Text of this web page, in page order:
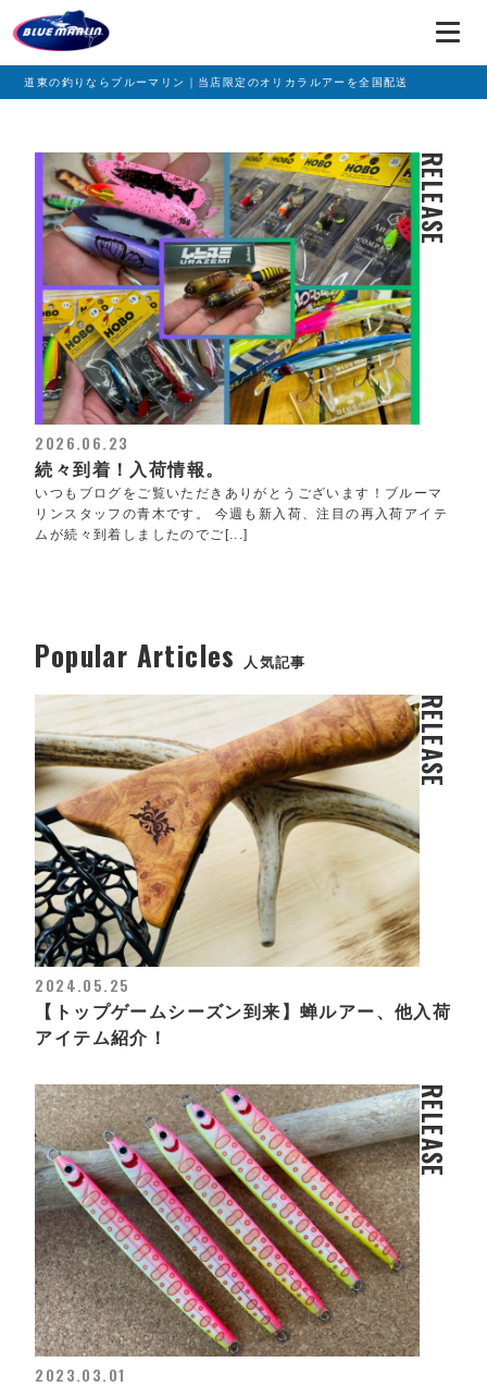
道東の釣りならブルーマリン｜当店限定のオリカラルアーを全国配送
RELEASE
2026.06.23
続々到着！入荷情報。
いつもブログをご覧いただきありがとうございます！ブルーマ
リンスタッフの青木です。 今週も新入荷、注目の再入荷アイテ
ムが続々到着しましたのでご[...]
Popular Articles 人気記事
RELEASE
2024.05.25
【トップゲームシーズン到来】蝉ルアー、他入荷
アイテム紹介！
RELEASE
2023.03.01